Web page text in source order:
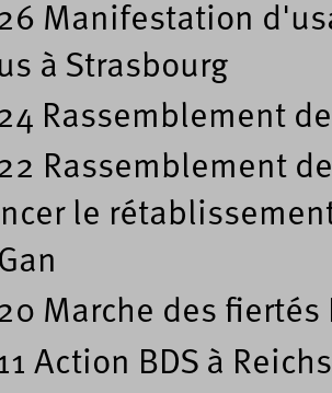
Manifestation
à Strasbourg
Rassemblement
Rassemblement
le
Marche des fiertés
Action BDS à